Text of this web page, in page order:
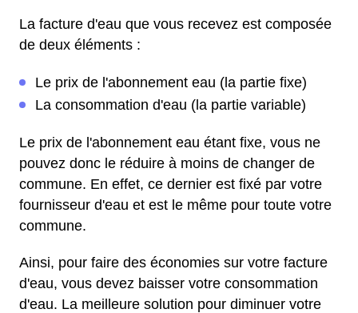
La facture d'eau que vous recevez est composée
de deux éléments :
Le prix de l'abonnement eau (la partie fixe)
La consommation d'eau (la partie variable)
Le prix de l'abonnement eau étant fixe, vous ne
pouvez donc le réduire à moins de changer de
commune. En effet, ce dernier est fixé par votre
fournisseur d'eau et est le même pour toute votre
commune.
Ainsi, pour faire des économies sur votre facture
d'eau, vous devez baisser votre consommation
d'eau. La meilleure solution pour diminuer votre